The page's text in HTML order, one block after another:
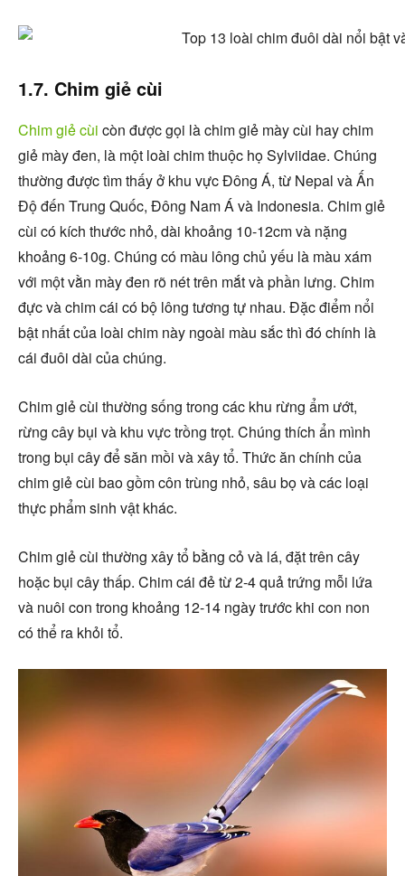
1.7. Chim giẻ cùi
Chim giẻ cùi còn được gọi là chim giẻ mày cùi hay chim
giẻ mày đen, là một loài chim thuộc họ Sylviidae. Chúng
thường được tìm thấy ở khu vực Đông Á, từ Nepal và Ấn
Độ đến Trung Quốc, Đông Nam Á và Indonesia. Chim giẻ
cùi có kích thước nhỏ, dài khoảng 10-12cm và nặng
khoảng 6-10g. Chúng có màu lông chủ yếu là màu xám
với một vằn mày đen rõ nét trên mắt và phần lưng. Chim
đực và chim cái có bộ lông tương tự nhau. Đặc điểm nổi
bật nhất của loài chim này ngoài màu sắc thì đó chính là
cái đuôi dài của chúng.
Chim giẻ cùi thường sống trong các khu rừng ẩm ướt,
rừng cây bụi và khu vực trồng trọt. Chúng thích ẩn mình
trong bụi cây để săn mồi và xây tổ. Thức ăn chính của
chim giẻ cùi bao gồm côn trùng nhỏ, sâu bọ và các loại
thực phẩm sinh vật khác.
Chim giẻ cùi thường xây tổ bằng cỏ và lá, đặt trên cây
hoặc bụi cây thấp. Chim cái đẻ từ 2-4 quả trứng mỗi lứa
và nuôi con trong khoảng 12-14 ngày trước khi con non
có thể ra khỏi tổ.